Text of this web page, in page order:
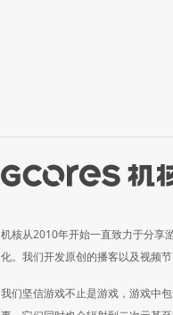
机核从2010年开始一直致力于分享
化。我们开发原创的播客以及视频
我们坚信游戏不止是游戏，游戏中